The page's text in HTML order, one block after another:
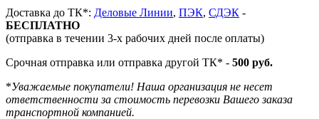
Доставка до ТК*: Деловые Линии, ПЭК, СДЭК -
БЕСПЛАТНО
(отправка в течении 3-х рабочих дней после оплаты)
Срочная отправка или отправка другой ТК* - 500 руб.
*Уважаемые покупатели! Наша организация не несет
ответственности за стоимость перевозки Вашего заказа
транспортной компанией.